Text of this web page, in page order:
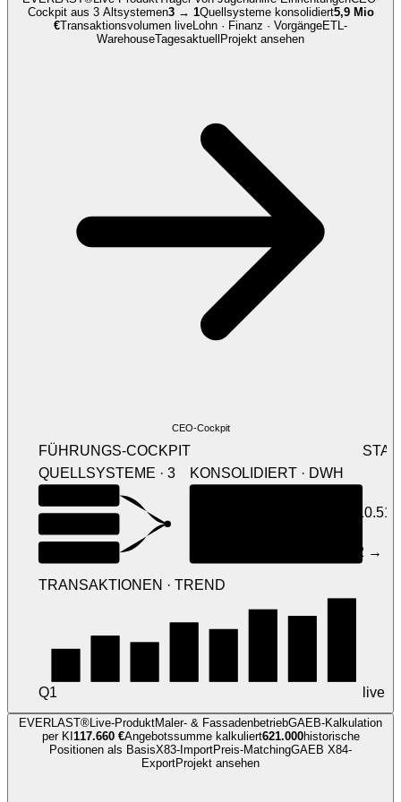
Cockpit aus 3 Altsystemen3 → 1Quellsysteme konsolidiert5,9 Mio
€Transaktionsvolumen liveLohn · Finanz · VorgängeETL-
WarehouseTagesaktuellProjekt ansehen
CEO-Cockpit
FÜHRUNGS-COCKPIT
QUELLSYSTEME · 3
KONSOLIDIERT · DWH
10.514
2 → 1
TRANSAKTIONEN · TREND
Q1 live
EVERLAST®Live-ProduktMaler- & FassadenbetriebGAEB-Kalkulation
per KI117.660 €Angebotssumme kalkuliert621.000historische
Positionen als BasisX83-ImportPreis-MatchingGAEB X84-
ExportProjekt ansehen